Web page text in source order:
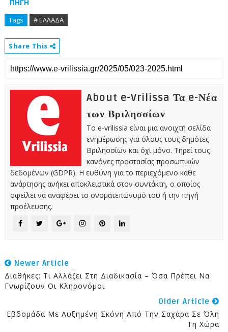
ΠΗΓΗ
Tags # ΕΛΛΑΔΑ
Share This
About e-Vrilissa Τα e-Νέα
των Βριλησσίων
Το e-vrilissia είναι μια ανοιχτή σελίδα
ενημέρωσης για όλους τους δημότες
Βριλησσίων και όχι μόνο. Τηρεί τους
κανόνες προστασίας προσωπικών
δεδομένων (GDPR). Η ευθύνη για το περιεχόμενο κάθε
ανάρτησης ανήκει αποκλειστικά στον συντάκτη, ο οποίος
οφείλει να αναφέρει το ονοματεπώνυμό του ή την πηγή
προέλευσης.
Newer Article
Διαθήκες: Τι Αλλάζει Στη Διαδικασία – Όσα Πρέπει Να
Γνωρίζουν Οι Κληρονόμοι
Older Article
Εβδομάδα Με Αυξημένη Σκόνη Από Την Σαχάρα Σε Όλη
Τη Χώρα